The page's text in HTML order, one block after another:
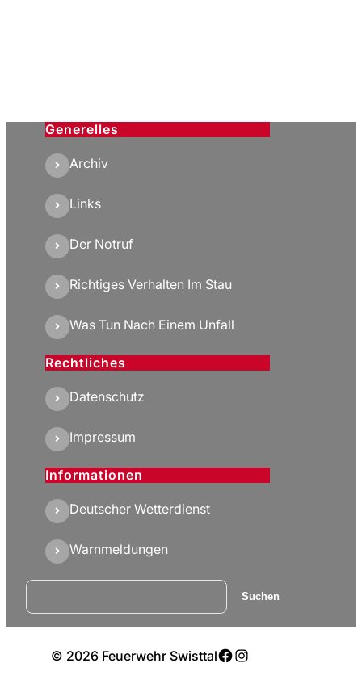
Generelles
Archiv
Links
Der Notruf
Richtiges Verhalten Im Stau
Was Tun Nach Einem Unfall
Rechtliches
Datenschutz
Impressum
Informationen
Deutscher Wetterdienst
Warnmeldungen
Suchen Suchen
© 2026 Feuerwehr SwisttalFacebook
Instagram